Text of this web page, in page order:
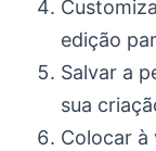
edição
Salvar a
sua
Colocar à